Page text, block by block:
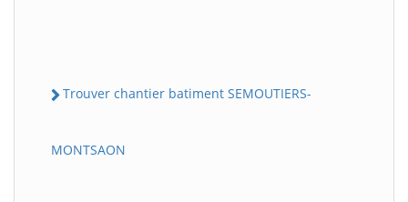
Trouver chantier batiment SEMOUTIERS-
MONTSAON